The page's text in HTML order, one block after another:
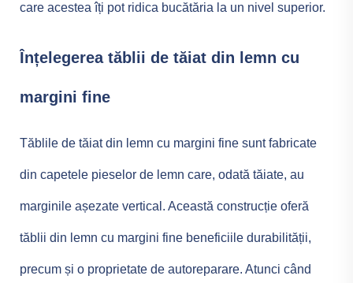
care acestea îți pot ridica bucătăria la un nivel superior.
Înțelegerea tăblii de tăiat din lemn cu
margini fine
Tăblile de tăiat din lemn cu margini fine sunt fabricate
din capetele pieselor de lemn care, odată tăiate, au
marginile așezate vertical. Această construcție oferă
tăblii din lemn cu margini fine beneficiile durabilității,
precum și o proprietate de autoreparare. Atunci când